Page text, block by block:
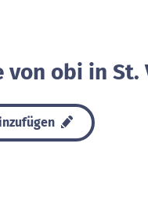
von obi in St.